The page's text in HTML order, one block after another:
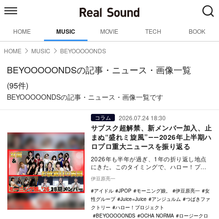
HOME MUSIC MOVIE TECH BOOK
HOME MUSIC BEYOOOOONDS
BEYOOOOONDSの記事・ニュース・画像一覧
(95件)
BEYOOOOONDSの記事・ニュース・画像一覧です
コラム 2026.07.24 18:30
サブスク超解禁、新メンバー加入、止
まぬ“盛れミ旋風”――2026年上半期ハ
ロプロ重大ニュースを振り返る
2026年も半年が過ぎ、1年の折り返し地点
にきた。このタイミングで、ハロー！プロ
ジェクトの2026年1月～6月の上半期におけ
る重…
伊豆原亮一
アイドル
JPOP モーニング娘。 伊豆原亮一
女
性グループ
Juice=Juice アンジュルム
つばきファ
クトリー
ハロー！プロジェクト
BEYOOOOONDS
OCHA NORMA
ロージークロ